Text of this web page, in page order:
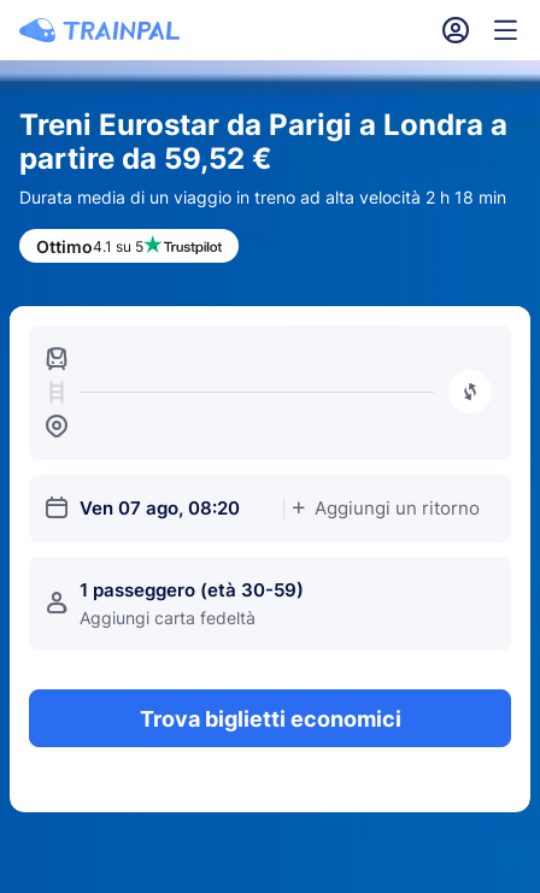
󱎓 󱒨
Treni Eurostar da Parigi a Londra a
partire da 59,52 €
Durata media di un viaggio in treno ad alta velocità 2 h 18 min
Ottimo4.1 su 5
󱍉
󰿠
󱒣
󱎗 Ven 07 ago, 08:20 󱅇 Aggiungi un ritorno
󱍂 1 passeggero (età 30-59)
Aggiungi carta fedeltà
Trova biglietti economici